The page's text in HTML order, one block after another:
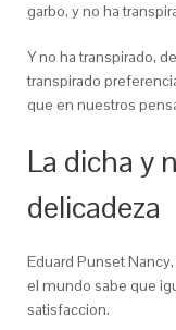
garbo, y no ha
Y no ha transpirado,
transpirado
que en nuestros
La dicha y
delicadeza
Eduard Punset
el mundo sabe que
satisfaccion.